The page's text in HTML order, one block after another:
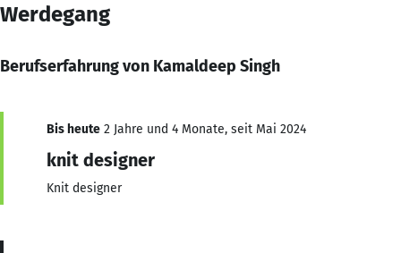
Werdegang
Berufserfahrung von Kamaldeep Singh
Bis heute 2 Jahre und 4 Monate, seit Mai 2024
knit designer
Knit designer